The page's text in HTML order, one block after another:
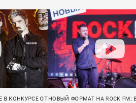
В КОНКУРСЕ ОТ НОВЫЙ ФОРМАТ НА ROCK FM: